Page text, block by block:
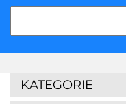
KATEGORIE